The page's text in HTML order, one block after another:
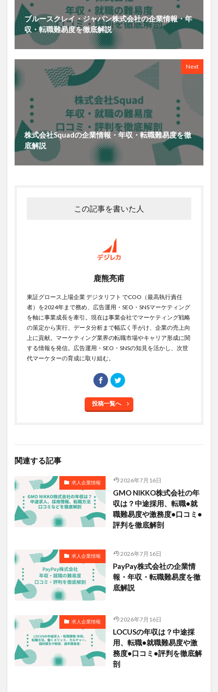
ブルースクレイ・ジャパン株式会社の企業情報・年
収・転職難易度を徹底解説
Next
株式会社Squadの企業情報・年収・転職難易度を徹
底解説
この記事を書いた人
鹿熊亮甫
東証グロース上場企業 デジタリフト でCOO（最高執行責任
者）を2024年まで務め、広告運用・SEO・SNSマーケティング
を軸に事業成長を牽引。現在は事業会社でマーケティング戦略
の策定から実行、データ分析まで幅広く手がけ、企業の売上向
上に貢献。マーケティング業界の転職市場やキャリア形成に関
する情報を発信。広告運用・SEO・SNSの知見を活かし、次世
代マーケターの育成に取り組む。
投稿一覧へ
関連する記事
求人企業情報 2026年7月16日
GMO NIKKO株式会社の年
収は？中途採用、転職•就
職難易度や激務度•口コミ•
評判を徹底解剖
求人企業情報 2026年7月16日
PayPay株式会社の企業情
報・年収・転職難易度を徹
底解説
求人企業情報 2026年7月16日
LOCUSの年収は？中途採
用、転職•就職難易度や激
務度•口コミ•評判を徹底解
剖